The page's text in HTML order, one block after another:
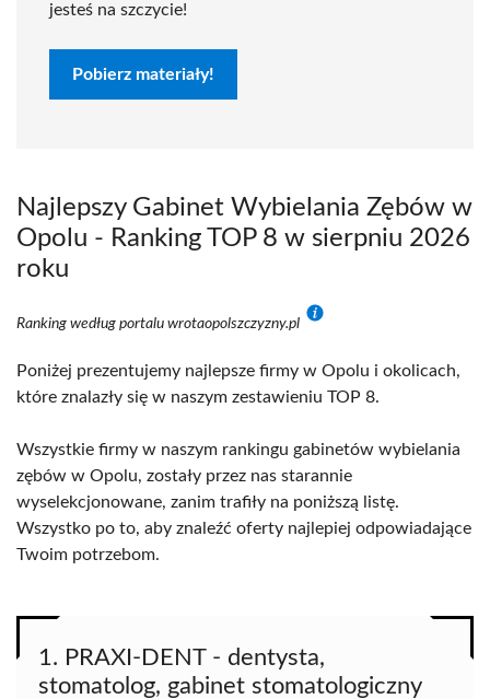
jesteś na szczycie!
Pobierz materiały!
Najlepszy Gabinet Wybielania Zębów w
Opolu - Ranking TOP 8 w sierpniu 2026
roku
Ranking według portalu wrotaopolszczyzny.pl
Poniżej prezentujemy najlepsze firmy w Opolu i okolicach,
które znalazły się w naszym zestawieniu TOP 8.
Wszystkie firmy w naszym rankingu gabinetów wybielania
zębów w Opolu, zostały przez nas starannie
wyselekcjonowane, zanim trafiły na poniższą listę.
Wszystko po to, aby znaleźć oferty najlepiej odpowiadające
Twoim potrzebom.
1. PRAXI-DENT - dentysta,
stomatolog, gabinet stomatologiczny